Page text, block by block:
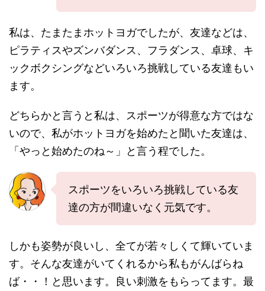
私は、たまたまホットヨガでしたが、友達などは、
ピラティスやズンバダンス、フラダンス、卓球、キ
ックボクシングなどいろいろ挑戦している友達もい
ます。
どちらかと言うと私は、スポーツが得意な方ではな
いので、私がホットヨガを始めたと聞いた友達は、
「やっと始めたのね～」と言う程でした。
スポーツをいろいろ挑戦している友
達の方が間違いなく元気です。
しかも姿勢が良いし、全てが若々しくて輝いていま
す。そんな友達がいてくれるから私もがんばらね
ば・・！と思います。良い刺激をもらってます。最